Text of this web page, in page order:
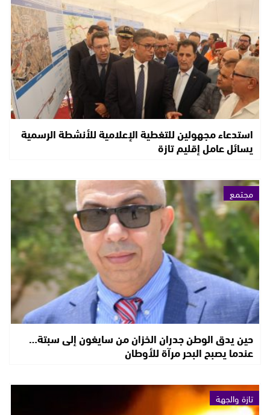
استدعاء مجهولين للتغطية الإعلامية للأنشطة الرسمية
يسائل عامل إقليم تازة
مجتمع
حين يدق الوطن جدران الخزان من سايغون إلى سبتة…
عندما يصبح البحر مرآة للأوطان
تازة والجهة